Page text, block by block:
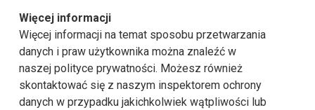
Więcej informacji
Więcej informacji na temat sposobu przetwarzania
danych i praw użytkownika można znaleźć w
naszej polityce prywatności. Możesz również
skontaktować się z naszym inspektorem ochrony
danych w przypadku jakichkolwiek wątpliwości lub